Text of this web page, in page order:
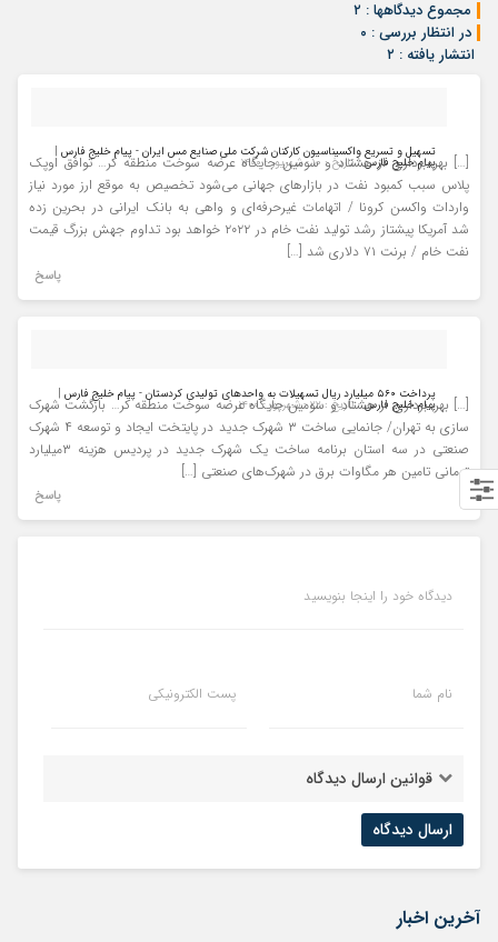
مجموع دیدگاهها : ۲
در انتظار بررسی : ۰
انتشار یافته : ۲
تسهیل و تسریع واکسیناسیون کارکنان شرکت ملی صنایع مس ایران - پیام خلیج فارس |
پیام خلیج فارس- تاریخ : ۱۰ - شهریور - ۱۴۰۰
[…] بهره‌برداری از هشتاد و سومین جایگاه عرضه سوخت منطقه کر… توافق اوپک
پلاس سبب کمبود نفت در بازارهای جهانی می‌شود تخصیص به موقع ارز مورد نیاز
واردات واکسن کرونا / اتهامات غیرحرفه‌ای و واهی به بانک ایرانی در بحرین زده
شد آمریکا پیشتاز رشد تولید نفت خام در ۲۰۲۲ خواهد بود تداوم جهش بزرگ قیمت
نفت خام / برنت ۷۱ دلاری شد […]
پاسخ
پرداخت ۵۶۰ میلیارد ریال تسهیلات به واحدهای تولیدی کردستان - پیام خلیج فارس |
پیام خلیج فارس- تاریخ : ۲۲ - شهریور - ۱۴۰۰
[…] بهره‌برداری از هشتاد و سومین جایگاه عرضه سوخت منطقه کر… بازگشت شهرک
سازی به تهران/ جانمایی ساخت ۳ شهرک جدید در پایتخت ایجاد و توسعه ۴ شهرک
صنعتی در سه استان برنامه ساخت یک شهرک جدید در پردیس هزینه ۳میلیارد
تومانی تامین هر مگاوات برق در شهرک‌های صنعتی […]
پاسخ
دیدگاه خود را اینجا بنویسید
نام شما پست الکترونیکی
قوانین ارسال دیدگاه
آخرین اخبار